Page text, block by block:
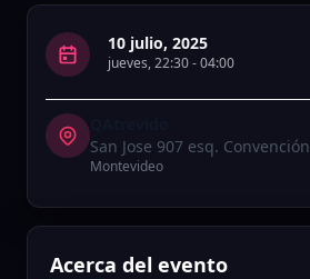
10 julio, 2025
jueves,22:30-04:00
San Jose 907 esq. Convención
Montevideo
Acerca del evento